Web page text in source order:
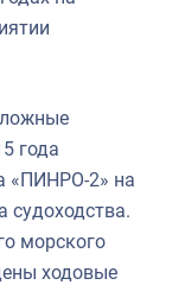
года
«ПИНРО-2» на
судоходства.
морского
ходовые